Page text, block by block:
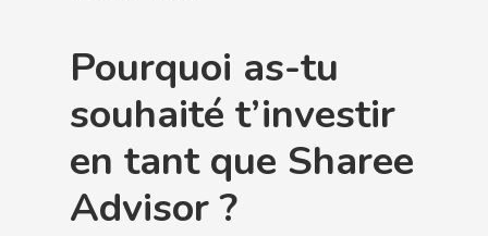
Pourquoi as-tu
souhaité t’investir
en tant que Sharee
Advisor ?